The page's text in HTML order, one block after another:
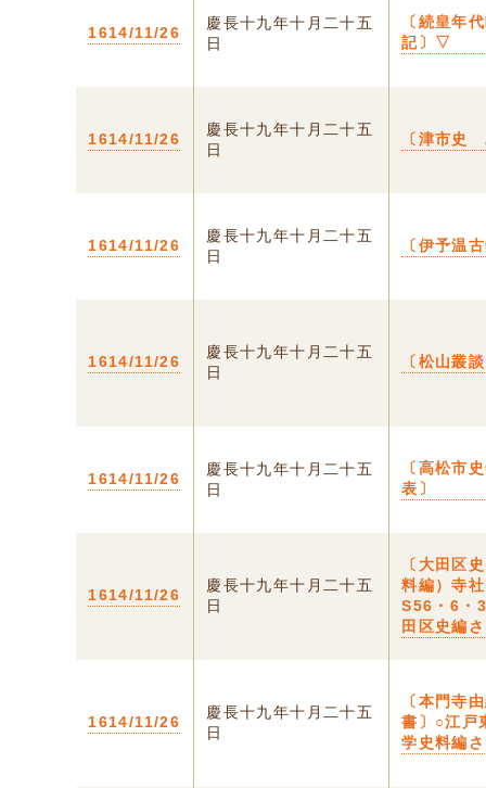
1614/11/26
慶長十九年十月二十五
日
〔続皇年
記〕▽
1614/11/26
慶長十九年十月二十五
日
〔津市史
1614/11/26
慶長十九年十月二十五
日
〔伊予温
1614/11/26
慶長十九年十月二十五
日
〔松山叢
1614/11/26
慶長十九年十月二十五
日
〔高松市
表〕
1614/11/26
慶長十九年十月二十五
日
〔大田区
料編）寺
S56・6
田区史編
1614/11/26
慶長十九年十月二十五
日
〔本門寺
書〕○江戸
学史料編